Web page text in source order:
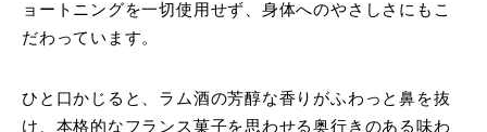
ョートニングを一切使用せず、身体へのやさしさにもこ
だわっています。
ひと口かじると、ラム酒の芳醇な香りがふわっと鼻を抜
け、本格的なフランス菓子を思わせる奥行きのある味わ